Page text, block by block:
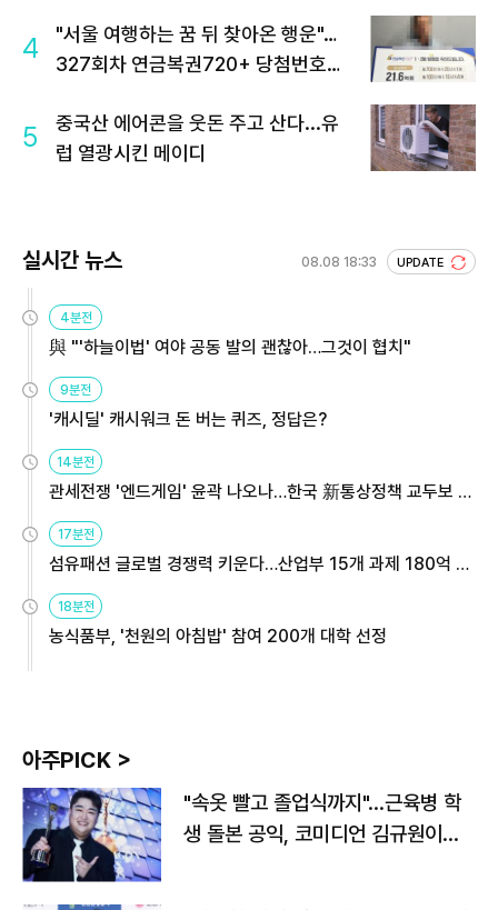
4
"서울 여행하는 꿈 뒤 찾아온 행운"…
327회차 연금복권720+ 당첨번호조
5
중국산 에어콘을 웃돈 주고 산다...유
럽 열광시킨 메이디
실시간 뉴스 08.08 18:33 UPDATE
4분전
與 "'하늘이법' 여야 공동 발의 괜찮아…그것이 협치"
9분전
'캐시딜' 캐시워크 돈 버는 퀴즈, 정답은?
14분전
관세전쟁 '엔드게임' 윤곽 나오나…한국 新통상정책 교두보 활
17분전
섬유패션 글로벌 경쟁력 키운다…산업부 15개 과제 180억 지
18분전
농식품부, '천원의 아침밥' 참여 200개 대학 선정
아주PICK >
"속옷 빨고 졸업식까지"…근육병 학
생 돌본 공익, 코미디언 김규원이었